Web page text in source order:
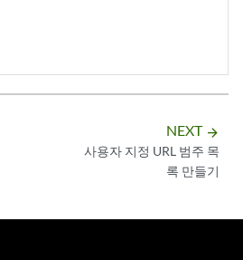
NEXT arrow_forward
사용자 지정 URL 범주 목
록 만들기